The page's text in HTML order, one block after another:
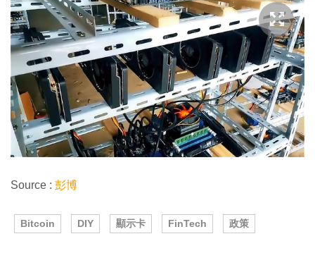
Source : 彭博
Bitcoin DIY 顯示卡 FinTech 政策